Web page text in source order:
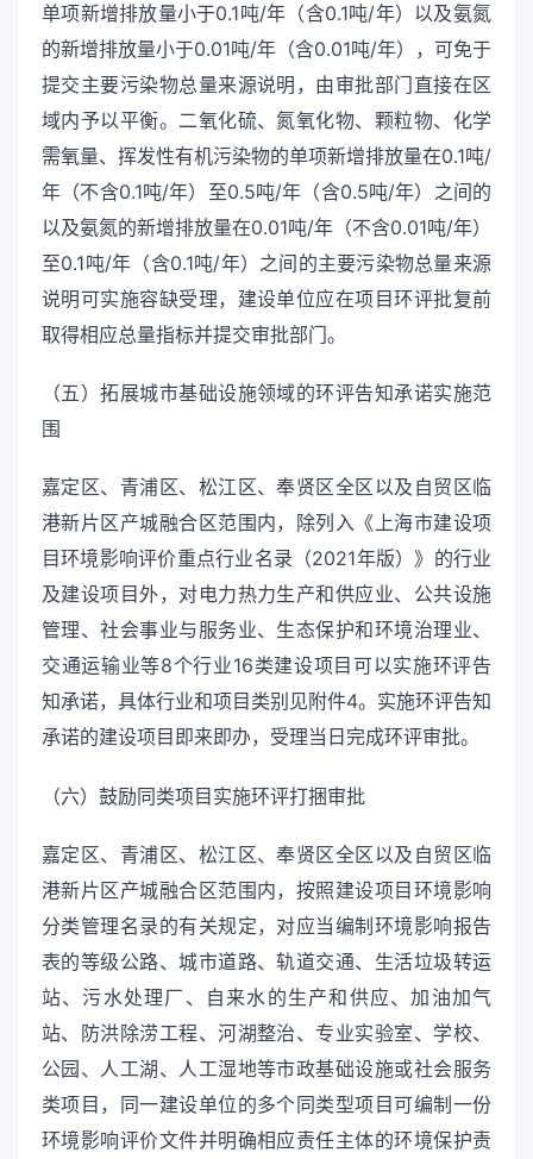
单项新增排放量小于0.1吨/年（含0.1吨/年）以及氨氮
的新增排放量小于0.01吨/年（含0.01吨/年），可免于
提交主要污染物总量来源说明，由审批部门直接在区
域内予以平衡。二氧化硫、氮氧化物、颗粒物、化学
需氧量、挥发性有机污染物的单项新增排放量在0.1吨/
年（不含0.1吨/年）至0.5吨/年（含0.5吨/年）之间的
以及氨氮的新增排放量在0.01吨/年（不含0.01吨/年）
至0.1吨/年（含0.1吨/年）之间的主要污染物总量来源
说明可实施容缺受理，建设单位应在项目环评批复前
取得相应总量指标并提交审批部门。
（五）拓展城市基础设施领域的环评告知承诺实施范
围
嘉定区、青浦区、松江区、奉贤区全区以及自贸区临
港新片区产城融合区范围内，除列入《上海市建设项
目环境影响评价重点行业名录（2021年版）》的行业
及建设项目外，对电力热力生产和供应业、公共设施
管理、社会事业与服务业、生态保护和环境治理业、
交通运输业等8个行业16类建设项目可以实施环评告
知承诺，具体行业和项目类别见附件4。实施环评告知
承诺的建设项目即来即办，受理当日完成环评审批。
（六）鼓励同类项目实施环评打捆审批
嘉定区、青浦区、松江区、奉贤区全区以及自贸区临
港新片区产城融合区范围内，按照建设项目环境影响
分类管理名录的有关规定，对应当编制环境影响报告
表的等级公路、城市道路、轨道交通、生活垃圾转运
站、污水处理厂、自来水的生产和供应、加油加气
站、防洪除涝工程、河湖整治、专业实验室、学校、
公园、人工湖、人工湿地等市政基础设施或社会服务
类项目，同一建设单位的多个同类型项目可编制一份
环境影响评价文件并明确相应责任主体的环境保护责